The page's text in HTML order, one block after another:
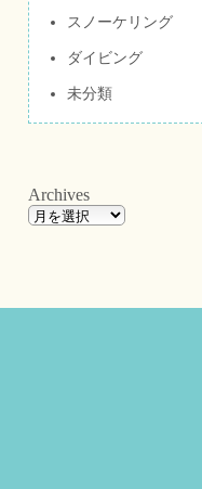
スノーケリング
ダイビング
未分類
Archives